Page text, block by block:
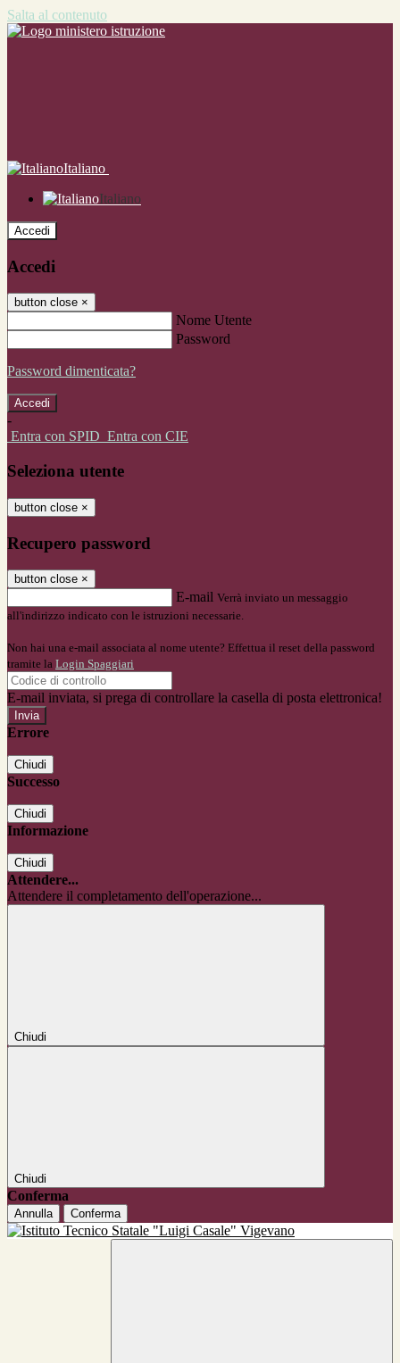
Salta al contenuto
Italiano
Italiano
Accedi
Accedi
button close ×
Nome Utente
Password
Password dimenticata?
-
Entra con SPID Entra con CIE
Seleziona utente
button close ×
Recupero password
button close ×
E-mail Verrà inviato un messaggio
all'indirizzo indicato con le istruzioni necessarie.
Non hai una e-mail associata al nome utente? Effettua il reset della password
tramite la Login Spaggiari
E-mail inviata, si prega di controllare la casella di posta elettronica!
Errore
Chiudi
Successo
Chiudi
Informazione
Chiudi
Attendere...
Attendere il completamento dell'operazione...
Chiudi
Chiudi
Conferma
Annulla Conferma